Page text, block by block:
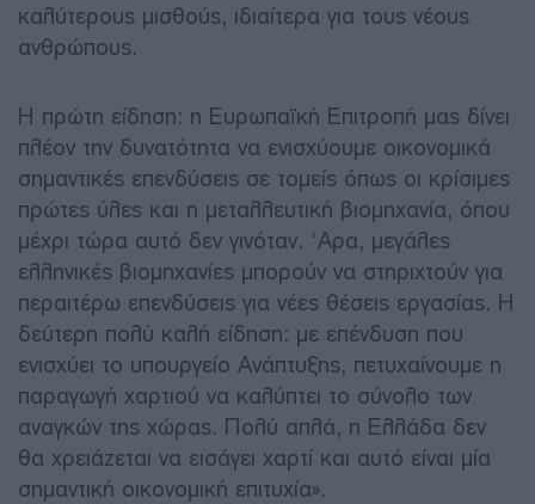
καλύτερους μισθούς, ιδιαίτερα για τους νέους
ανθρώπους.
Η πρώτη είδηση: η Ευρωπαϊκή Επιτροπή μας δίνει
πλέον την δυνατότητα να ενισχύουμε οικονομικά
σημαντικές επενδύσεις σε τομείς όπως οι κρίσιμες
πρώτες ύλες και η μεταλλευτική βιομηχανία, όπου
μέχρι τώρα αυτό δεν γινόταν. ‘Αρα, μεγάλες
ελληνικές βιομηχανίες μπορούν να στηριχτούν για
περαιτέρω επενδύσεις για νέες θέσεις εργασίας. Η
δεύτερη πολύ καλή είδηση: με επένδυση που
ενισχύει το υπουργείο Ανάπτυξης, πετυχαίνουμε η
παραγωγή χαρτιού να καλύπτει το σύνολο των
αναγκών της χώρας. Πολύ απλά, η Ελλάδα δεν
θα χρειάζεται να εισάγει χαρτί και αυτό είναι μία
σημαντική οικονομική επιτυχία».